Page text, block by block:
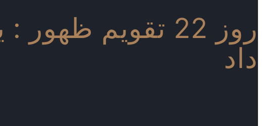
روز 22 تقویم
داد